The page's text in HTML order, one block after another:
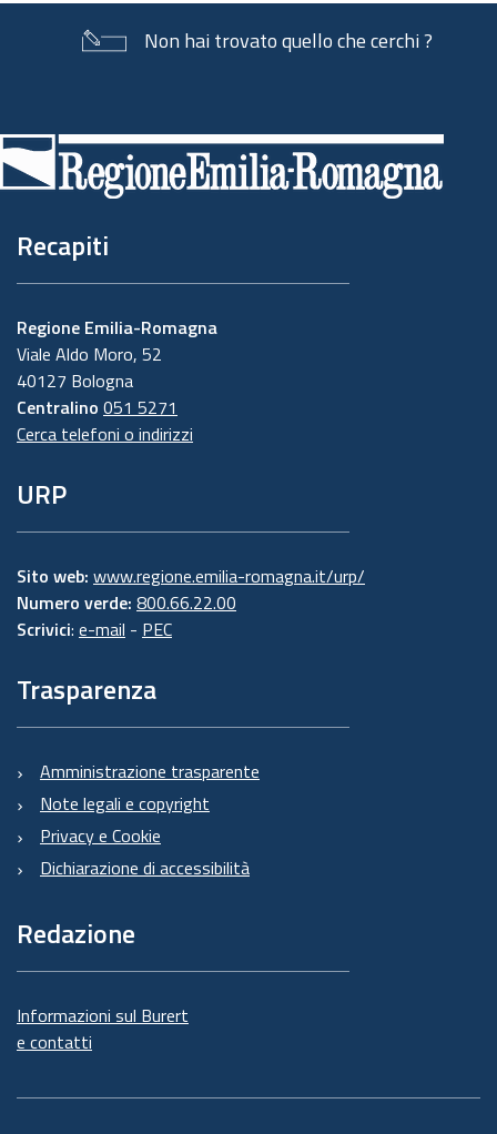
Non hai trovato quello che cerchi ?
di
pagina
Recapiti
Regione Emilia-Romagna
Viale Aldo Moro, 52
40127 Bologna
Centralino 051 5271
Cerca telefoni o indirizzi
URP
Sito web: www.regione.emilia-romagna.it/urp/
Numero verde: 800.66.22.00
Scrivici: e-mail - PEC
Trasparenza
Amministrazione trasparente
Note legali e copyright
Privacy e Cookie
Dichiarazione di accessibilità
Redazione
Informazioni sul Burert
e contatti